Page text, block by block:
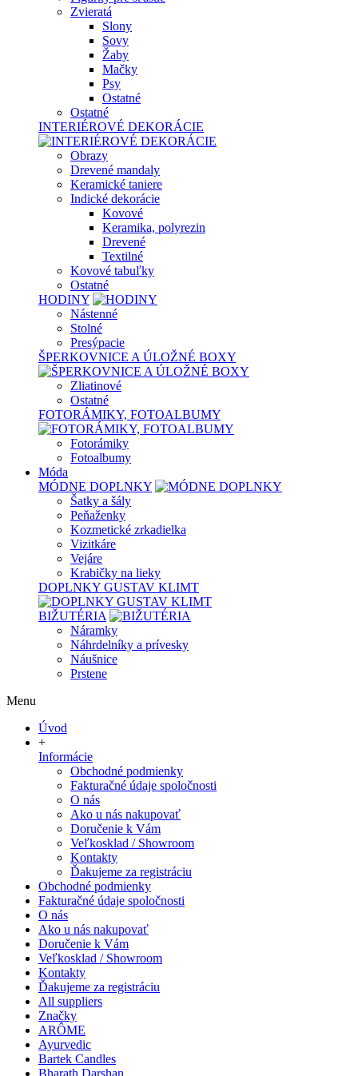
Zvieratá
Slony
Sovy
Žaby
Mačky
Psy
Ostatné
Ostatné
INTERIÉROVÉ DEKORÁCIE
Obrazy
Drevené mandaly
Keramické taniere
Indické dekorácie
Kovové
Keramika, polyrezin
Drevené
Textilné
Kovové tabuľky
Ostatné
HODINY
Nástenné
Stolné
Presýpacie
ŠPERKOVNICE A ÚLOŽNÉ BOXY
Zliatinové
Ostatné
FOTORÁMIKY, FOTOALBUMY
Fotorámiky
Fotoalbumy
Móda
MÓDNE DOPLNKY
Šatky a šály
Peňaženky
Kozmetické zrkadielka
Vizitkáre
Vejáre
Krabičky na lieky
DOPLNKY GUSTAV KLIMT
BIŽUTÉRIA
Náramky
Náhrdelníky a prívesky
Náušnice
Prstene
Menu
Úvod
+
Informácie
Obchodné podmienky
Fakturačné údaje spoločnosti
O nás
Ako u nás nakupovať
Doručenie k Vám
Veľkosklad / Showroom
Kontakty
Ďakujeme za registráciu
Obchodné podmienky
Fakturačné údaje spoločnosti
O nás
Ako u nás nakupovať
Doručenie k Vám
Veľkosklad / Showroom
Kontakty
Ďakujeme za registráciu
All suppliers
Značky
ARÔME
Ayurvedic
Bartek Candles
Bharath Darshan